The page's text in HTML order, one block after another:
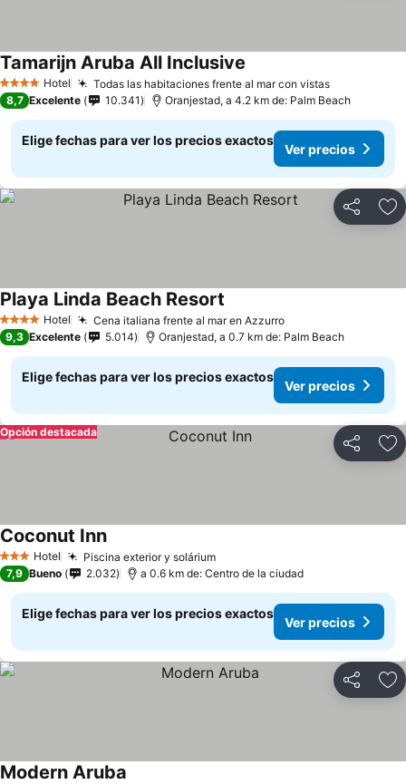
4 EstrellasHotel Todas las habitaciones frente al mar con vistas
Tamarijn Aruba All Inclusive
8,7 Excelente 10.341 Oranjestad, a 4.2 km de: Palm Beach
Elige fechas para ver los precios exactos
Ver precios
Compartir
4 EstrellasHotel Cena italiana frente al mar en Azzurro
Playa Linda Beach Resort
9,3 Excelente 5.014 Oranjestad, a 0.7 km de: Palm Beach
Elige fechas para ver los precios exactos
Ver precios
Compartir
Opción destacada
3 Estrellas
Hotel Piscina exterior y solárium
Coconut Inn
7,9 Bueno 2.032 a 0.6 km de: Centro de la ciudad
Elige fechas para ver los precios exactos
Ver precios
Compartir
Modern Aruba